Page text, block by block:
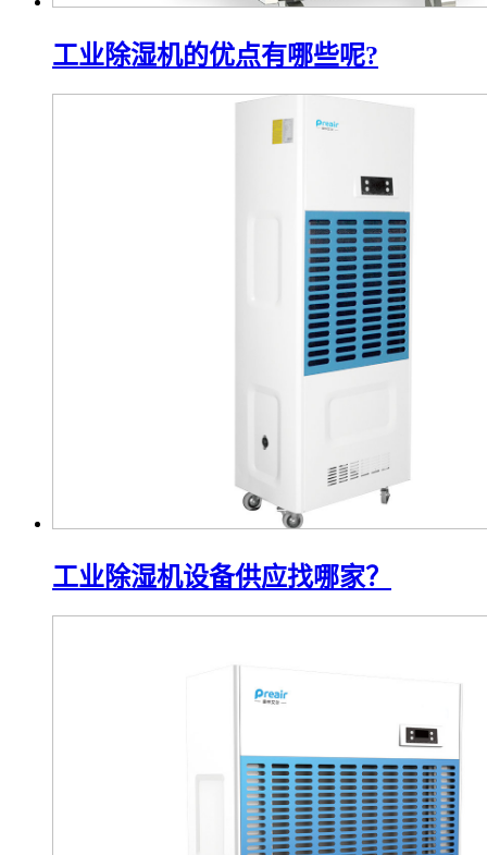
工业除湿机的优点有哪些呢?
工业除湿机设备供应找哪家？